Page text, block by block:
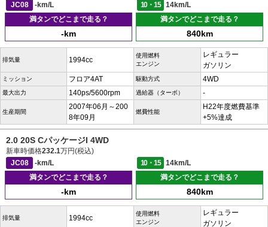
JC08
-km/L 10・15
14km/L
満タンでどこまで走る？
-km
満タンでどこまで走る？
840km
排気量 1994cc
使用燃料
エンジン
レギュラー
ガソリン
ミッション フロア4AT 駆動方式 4WD
最大出力 140ps/5600rpm 過給器（ターボ） -
生産期間
2007年06月～200
8年09月
燃費性能
H22年度燃費基準
+5%達成
2.0 20S CパッケージI 4WD
新車時価格232.1万円(税込)
JC08
-km/L 10・15
14km/L
満タンでどこまで走る？
-km
満タンでどこまで走る？
840km
排気量 1994cc
使用燃料
エンジン
レギュラー
ガソリン